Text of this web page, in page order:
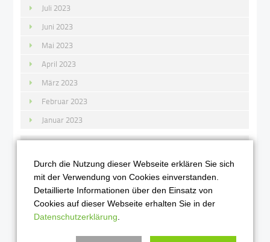
Juli 2023
Juni 2023
Mai 2023
April 2023
März 2023
Februar 2023
Januar 2023
Dezember 2022
November 2022
Oktober 2022
Durch die Nutzung dieser Webseite erklären Sie sich
mit der Verwendung von Cookies einverstanden.
Detaillierte Informationen über den Einsatz von
Cookies auf dieser Webseite erhalten Sie in der
Datenschutzerklärung